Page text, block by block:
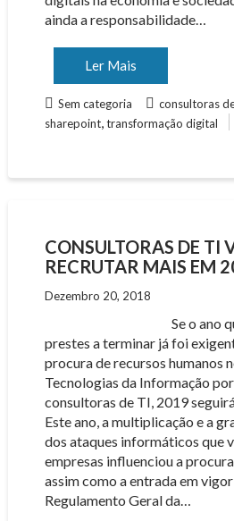
ainda a responsabilidade…
Ler Mais
Sem categoria consultoras
sharepoint, transformação digital
CONSULTORAS DE TI
RECRUTAR MAIS EM
Dezembro 20, 2018
Se o ano
prestes a terminar já foi
procura de recursos humanos
Tecnologias da Informação
consultoras de TI, 2019
Este ano, a multiplicação e a
dos ataques informáticos que
empresas influenciou a
assim como a entrada em
Regulamento Geral da…